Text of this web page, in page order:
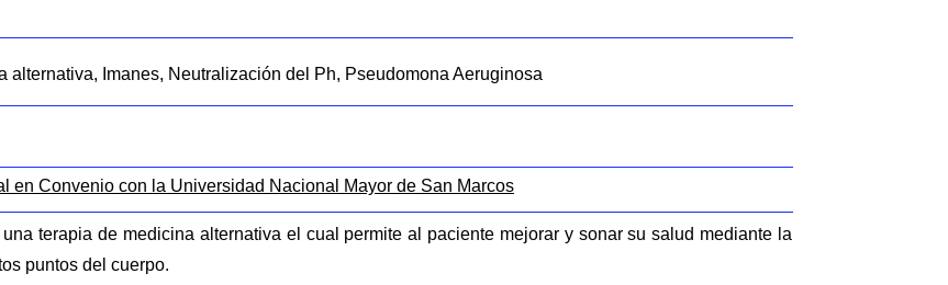
alternativa, Imanes, Neutralización del Ph, Pseudomona Aeruginosa
en Convenio con la Universidad Nacional Mayor de San Marcos
terapia de medicina alternativa el cual permite al paciente mejorar y sonar su salud mediante la
puntos del cuerpo.